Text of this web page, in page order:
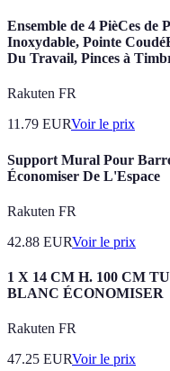
Ensemble de 4 PièCes de
Inoxydable, Pointe
Du Travail, Pinces à
Rakuten FR
11.79 EURVoir le prix
Support Mural Pour
Économiser De L'Espace
Rakuten FR
42.88 EURVoir le prix
1 X 14 CM H. 100 CM
BLANC ÉCONOMISER
Rakuten FR
47.25 EURVoir le prix